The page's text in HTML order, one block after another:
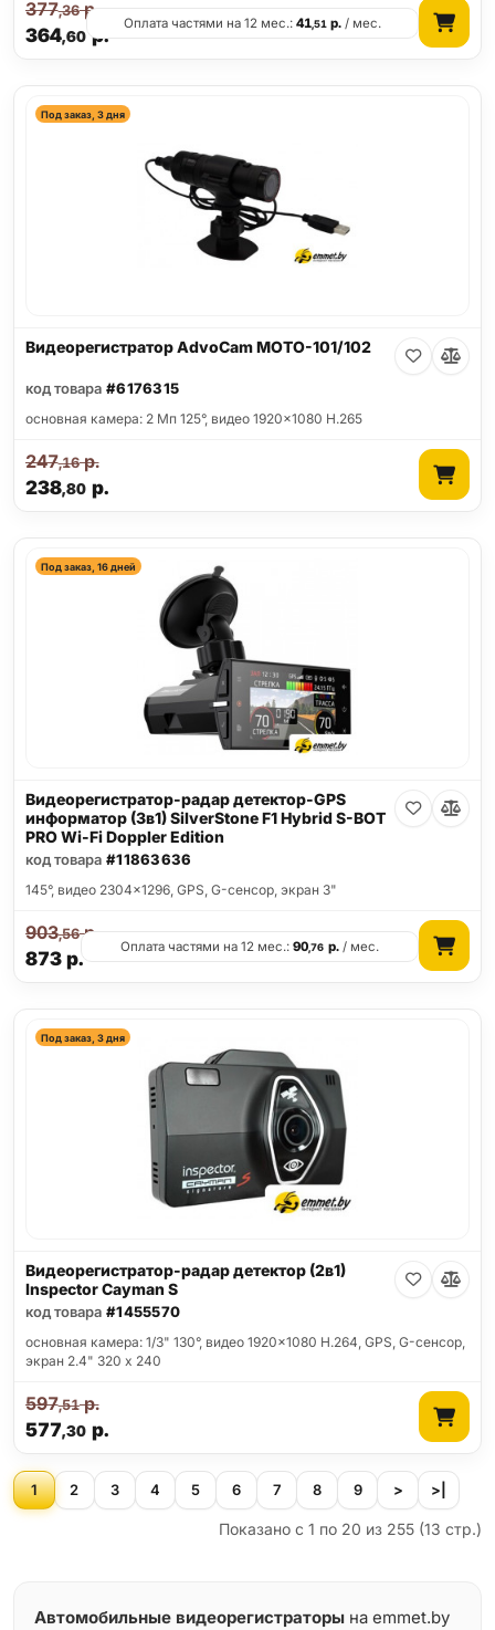
364,60р.
377,36р.
Оплата частями на 12 мес.:41,51 р. / мес.
Под заказ, 3 дня
Видеорегистратор AdvoCam MOTO-101/102
код товара #6176315
основная камера: 2 Мп 125°, видео 1920x1080 H.265
238,80р.
247,16р.
Под заказ, 16 дней
Видеорегистратор-радар детектор-GPS
информатор (3в1) SilverStone F1 Hybrid S-BOT
PRO Wi-Fi Doppler Edition
код товара #11863636
145°, видео 2304x1296, GPS, G-сенсор, экран 3"
873р.
903,56р.
Оплата частями на 12 мес.:90,76 р./ мес.
Под заказ, 3 дня
Видеорегистратор-радар детектор (2в1)
Inspector Cayman S
код товара #1455570
основная камера: 1/3" 130°, видео 1920x1080 H.264, GPS, G-сенсор,
экран 2.4" 320 x 240
577,30р.
597,51р.
1 2 3 4 5 6 7 8 9 > >|
Показано с 1 по 20 из 255 (13 стр.)
Автомобильные видеорегистраторы на emmet.by